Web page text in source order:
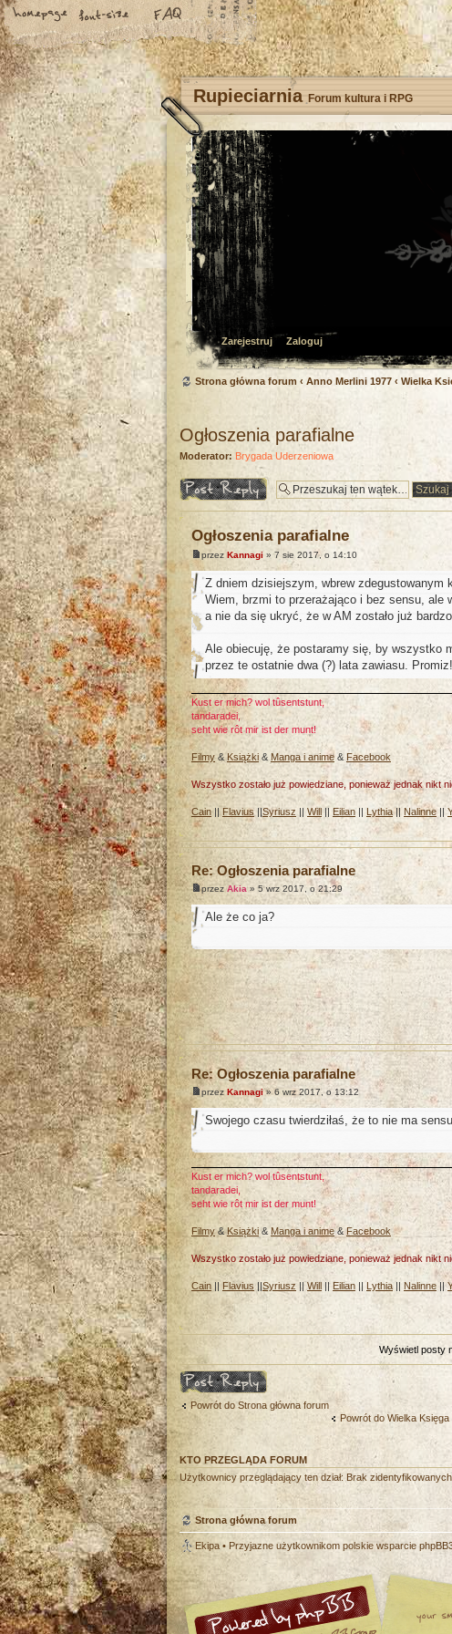
Rupieciarnia Forum kultura i RPG
Zarejestruj Zaloguj
Strona główna forum ‹ Anno Merlini 1977 ‹ Wielka
Ogłoszenia parafialne
Moderator: Brygada Uderzeniowa
Odpowiedz
Ogłoszenia parafialne
przez Kannagi » 7 sie 2017, o 14:10
Z dniem dzisiejszym, wbrew zdegustowanym
Wiem, brzmi to przerażająco i bez sensu, ale
a nie da się ukryć, że w AM zostało już bardzo
Ale obiecuję, że postaramy się, by wszystko
przez te ostatnie dwa (?) lata zawiasu. Promiz!
Kust er mich? wol tûsentstunt,
tandaradei,
seht wie rôt mir ist der munt!
Filmy & Książki & Manga i anime & Facebook
Wszystko zostało już powiedziane, ponieważ jednak nikt
Cain|| Flavius ||Syriusz Will || Eilian Lythia Nalinne ||
Re: Ogłoszenia parafialne
przezAkia » 5 wrz 2017, o 21:29
Ale że co ja?
Re: Ogłoszenia parafialne
przez Kannagi» 6 wrz 2017, o 13:12
Swojego czasu twierdziłaś, że to nie ma
Kust er mich? wol tûsentstunt,
tandaradei,
seht wie rôt mir ist der munt!
Filmy & Książki & Manga i anime& Facebook
Wszystko zostało już powiedziane, ponieważ jednak nikt
Cain Flavius Syriusz Will || Eilian Lythia Nalinne ||
Wyświetl posty
Odpowiedz
Powrót do Strona główna forum
Powrót do Wielka Księga
KTO PRZEGLĄDA FORUM
Użytkownicy przeglądający ten dział: Brak
Strona główna forum
Ekipa • Przyjazne użytkownikom polskie wsparcie